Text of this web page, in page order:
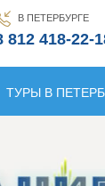
В ПЕТЕРБУРГЕ
812 418-22-
ТУРЫ В